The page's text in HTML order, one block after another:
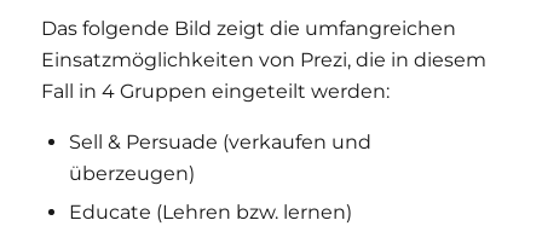
Das folgende Bild zeigt die umfangreichen
Einsatzmöglichkeiten von Prezi, die in diesem
Fall in 4 Gruppen eingeteilt werden:
Sell & Persuade (verkaufen und
überzeugen)
Educate (Lehren bzw. lernen)